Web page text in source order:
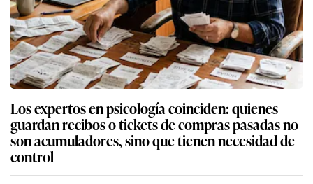
Los expertos en psicología coinciden: quienes
guardan recibos o tickets de compras pasadas no
son acumuladores, sino que tienen necesidad de
control